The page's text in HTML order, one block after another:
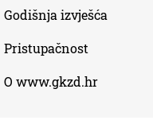
Godišnja izvješća
Pristupačnost
O www.gkzd.hr